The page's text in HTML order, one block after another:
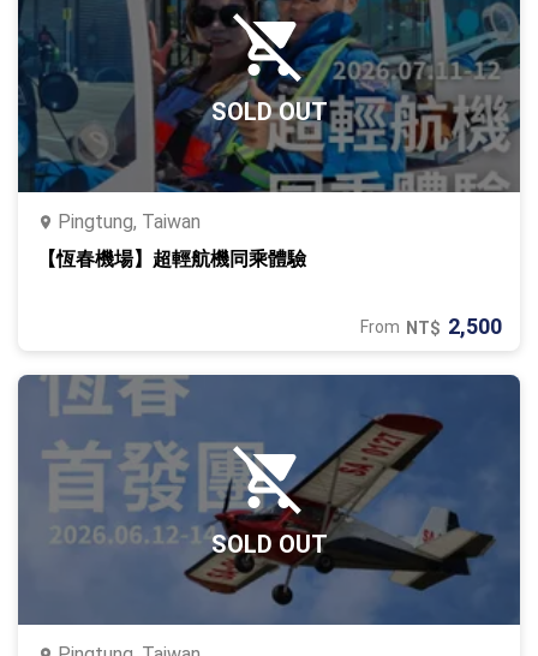
SOLD OUT
Pingtung, Taiwan
【恆春機場】超輕航機同乘體驗
From NT$ 2,500
SOLD OUT